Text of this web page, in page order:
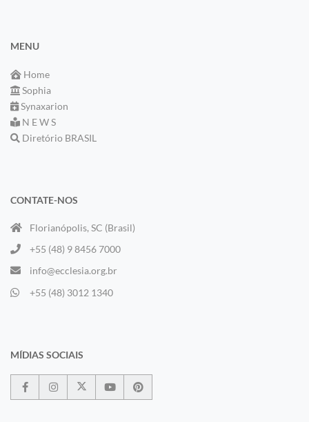
MENU
Home
Sophia
Synaxarion
N E W S
Diretório BRASIL
CONTATE-NOS
Florianópolis, SC (Brasil)
+55 (48) 9 8456 7000
info@ecclesia.org.br
+55 (48) 3012 1340
MÍDIAS SOCIAIS